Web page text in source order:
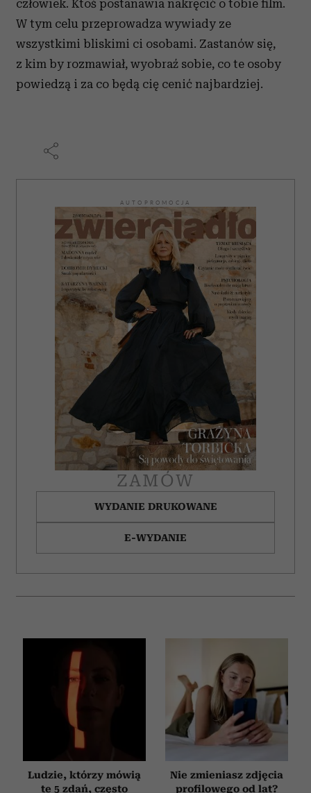
człowiek. Ktoś postanawia nakręcić o tobie film.
W tym celu przeprowadza wywiady ze
wszystkimi bliskimi ci osobami. Zastanów się,
z kim by rozmawiał, wyobraź sobie, co te osoby
powiedzą i za co będą cię cenić najbardziej.
AUTOPROMOCJA
ZAMÓW
WYDANIE DRUKOWANE
E-WYDANIE
Ludzie, którzy mówią
te 5 zdań, często
Nie zmieniasz zdjęcia
profilowego od lat?